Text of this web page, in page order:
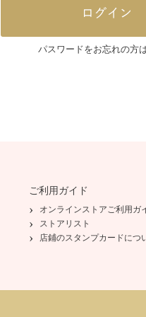
パスワードをお忘れの方
ご利用ガイド
オンラインストアご利用ガ
ストアリスト
店鋪のスタンプカードにつ